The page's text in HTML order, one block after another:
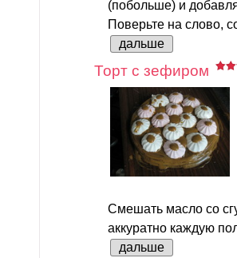
(побольше) и
Поверьте на слово,
дальше
Торт с зефиром
Смешать масло со
аккуратно каждую
дальше